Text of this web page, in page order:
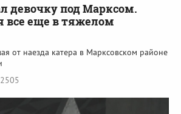
девочку под Марксом.
все еще в тяжелом
от наезда катера в Марксовском районе
2505